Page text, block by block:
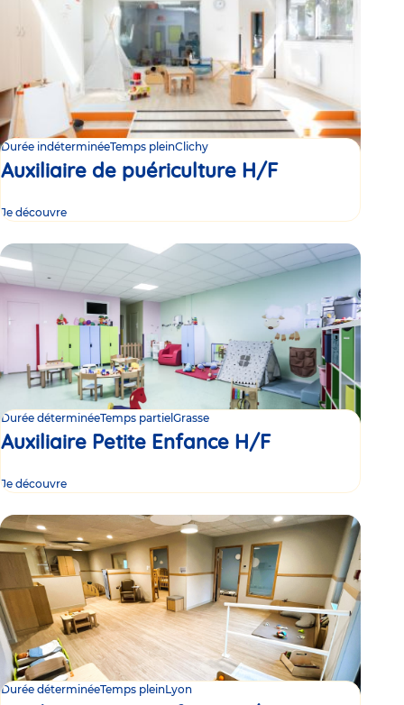
Durée indéterminéeTemps pleinClichy
Auxiliaire de puériculture H/F
Je découvre
Durée déterminéeTemps partiel Grasse
Auxiliaire Petite Enfance H/F
Je découvre
Durée déterminéeTemps pleinLyon